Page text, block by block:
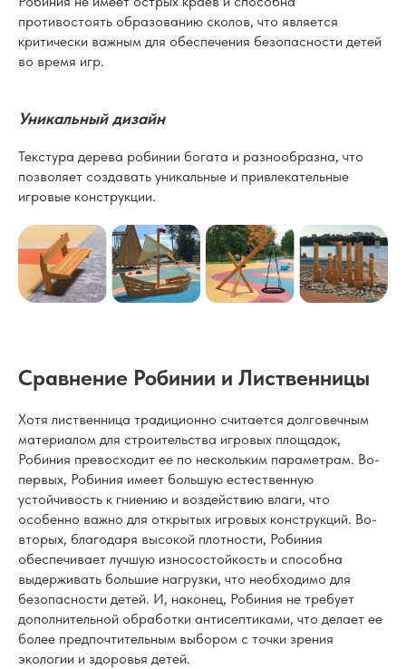
противостоять образованию сколов, что является
критически важным для обеспечения безопасности детей
во время игр.
Уникальный дизайн
Текстура дерева робинии богата и разнообразна, что
позволяет создавать уникальные и привлекательные
игровые конструкции.
Сравнение Робинии и Лиственницы
Хотя лиственница традиционно считается долговечным
материалом для строительства игровых площадок,
Робиния превосходит ее по нескольким параметрам. Во-
первых, Робиния имеет большую естественную
устойчивость к гниению и воздействию влаги, что
особенно важно для открытых игровых конструкций. Во-
вторых, благодаря высокой плотности, Робиния
обеспечивает лучшую износостойкость и способна
выдерживать большие нагрузки, что необходимо для
безопасности детей. И, наконец, Робиния не требует
дополнительной обработки антисептиками, что делает ее
более предпочтительным выбором с точки зрения
экологии и здоровья детей.